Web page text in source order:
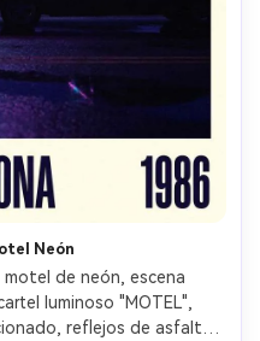
Neón
de neón, escena
luminoso "MOTEL",
reflejos de asfalto